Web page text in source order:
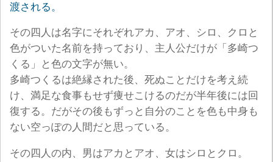
渡される。
その四人は名字にそれぞれアカ、アオ、シロ、クロと
色がついた名前を持っており、主人公だけが「多崎つ
くる」と色の文字が無い。
多崎つくるは絶縁された後、死ぬことだけを考え続
け、満足な食事もせず痩せこけるのだが半年後には回
復する。だがその後もずっと自分のことを色も中身も
ない空っぽの人間だと思っている。
その四人の内、男はアカとアオ、女はシロとクロ。